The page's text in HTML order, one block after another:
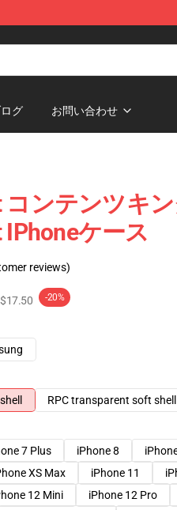
グ お問い合わせ
コンテンツキ
IPhoneケース
reviews)
$17.50 -20%
RPC transparent soft shell
7 Plus iPhone 8
XS Max iPhone 11
12 Mini iPhone 12 Pro